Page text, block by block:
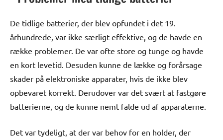
De tidlige batterier, der blev opfundet i det 19.
århundrede, var ikke særligt effektive, og de havde en
række problemer. De var ofte store og tunge og havde
en kort levetid. Desuden kunne de lække og forårsage
skader på elektroniske apparater, hvis de ikke blev
opbevaret korrekt. Derudover var det svært at fastgøre
batterierne, og de kunne nemt falde ud af apparaterne.
Det var tydeligt, at der var behov for en holder, der